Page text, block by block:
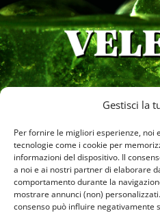
Gestisci la
Per fornire le migliori esperienze, noi
tecnologie come i cookie per
informazioni del dispositivo. Il
a noi e ai nostri partner di elaborare
comportamento durante la
mostrare annunci (non)
consenso può influire negativamente
SOLO MODALITÀ